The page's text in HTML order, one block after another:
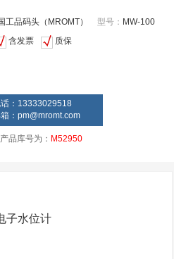
工品码头（MROMT） 型号： MW-100
含发票 质保
话：13333029518
：pm@mromt.com
品库号为： M52950
子水位计